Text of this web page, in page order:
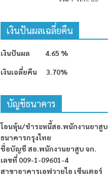
เงินปันผลเฉลี่ยคืน
เงินปันผล 4.65 %
เงินเฉลี่ยคืน 3.70%
บัญชีธนาคาร
โอนหุ้น/ชำระหนี้สอ.พนักงานยาสูบ
ธนาคารกรุงไทย
ชื่อบัญชี สอ.พนักงานยาสูบ จก.
เลขที่ 009-1-09601-4
สาขาอาคารเอฟวายไอ เซ็นเตอร์